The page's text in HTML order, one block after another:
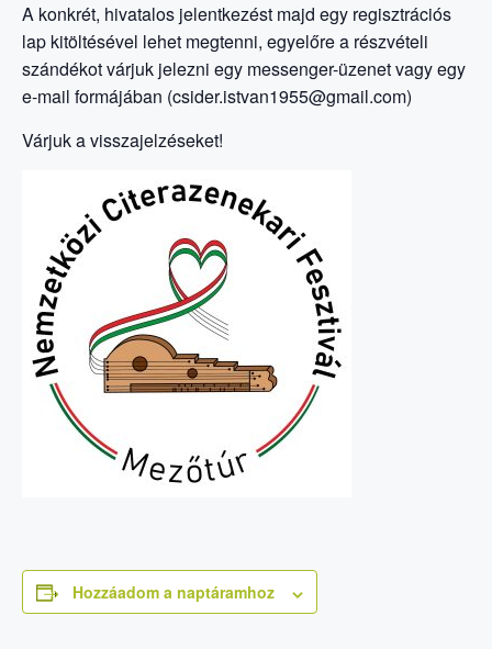
A konkrét, hivatalos jelentkezést majd egy regisztrációs
lap kitöltésével lehet megtenni, egyelőre a részvételi
szándékot várjuk jelezni egy messenger-üzenet vagy egy
e-mail formájában (csider.istvan1955@gmail.com)
Várjuk a visszajelzéseket!
Hozzáadom a naptáramhoz